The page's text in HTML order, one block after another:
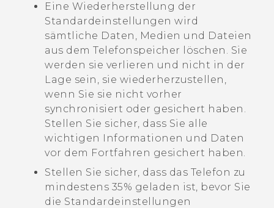
Eine Wiederherstellung der
Standardeinstellungen wird
sämtliche Daten, Medien und Dateien
aus dem Telefonspeicher löschen. Sie
werden sie verlieren und nicht in der
Lage sein, sie wiederherzustellen,
wenn Sie sie nicht vorher
synchronisiert oder gesichert haben.
Stellen Sie sicher, dass Sie alle
wichtigen Informationen und Daten
vor dem Fortfahren gesichert haben.
Stellen Sie sicher, dass das Telefon zu
mindestens 35% geladen ist, bevor Sie
die Standardeinstellungen